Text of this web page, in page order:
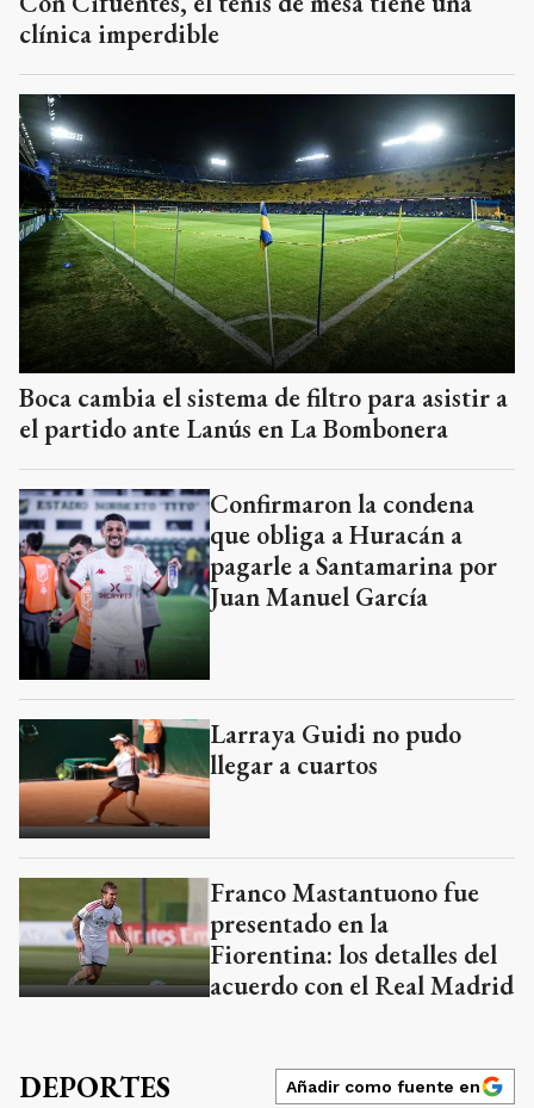
clínica imperdible
Boca cambia el sistema de filtro para asistir a
el partido ante Lanús en La Bombonera
Confirmaron la condena
que obliga a Huracán a
pagarle a Santamarina por
Juan Manuel García
Larraya Guidi no pudo
llegar a cuartos
Franco Mastantuono fue
presentado en la
Fiorentina: los detalles del
acuerdo con el Real Madrid
DEPORTES Añadir como fuente en